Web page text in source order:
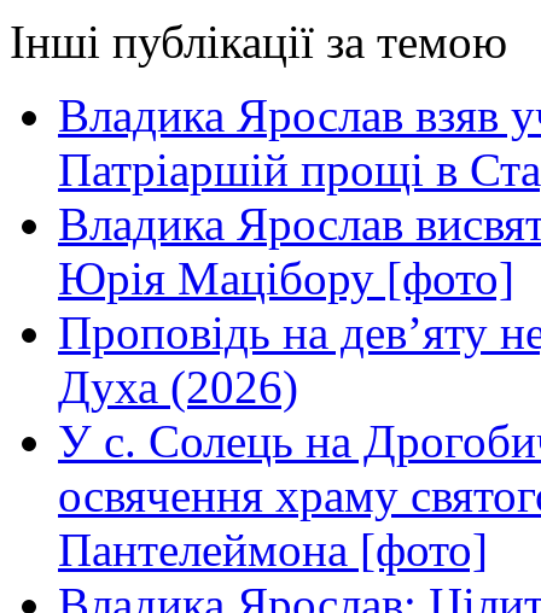
Інші публікації за темою
Владика Ярослав взяв
Патріаршій прощі в
Владика Ярослав
Юрія Мацібору [фото]
Проповідь на дев’яту
Духа (2026)
У с. Солець на
освячення храму
Пантелеймона [фото]